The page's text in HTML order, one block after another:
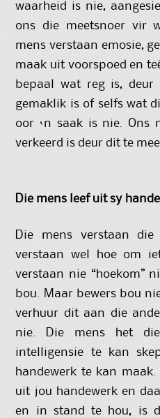
waarheid is nie,
ons die meetsnoer vir
mens verstaan emosie,
maak uit voorspoed en
bepaal wat reg is,
gemaklik is of selfs wat
oor ‘n saak is nie. Ons
verkeerd is deur dit te
Die mens leef uit sy
Die mens verstaan
verstaan wel hoe om
verstaan nie “hoekom”
bou. Maar bewers bou
verhuur dit aan die
nie. Die mens het
intelligensie te kan
handewerk te kan
uit jou handewerk en
en in stand te hou, is